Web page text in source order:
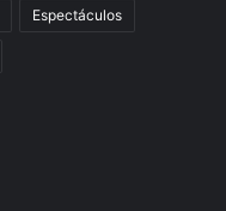
Espectáculos